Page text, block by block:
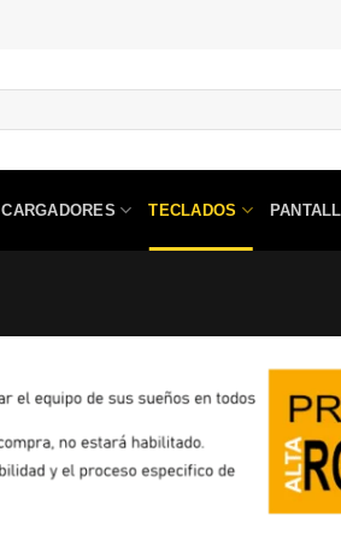
CARGADORES TECLADOS